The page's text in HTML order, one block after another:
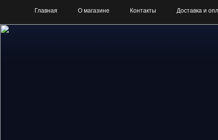
Главная О магазине Контакты Доставка и